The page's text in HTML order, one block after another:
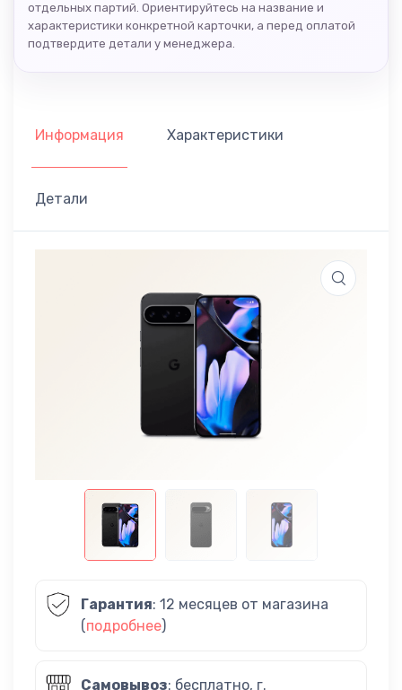
отдельных партий. Ориентируйтесь на название и
характеристики конкретной карточки, а перед оплатой
подтвердите детали у менеджера.
Информация Характеристики
Детали
Гарантия: 12 месяцев от магазина
(подробнее)
Самовывоз: бесплатно, г.